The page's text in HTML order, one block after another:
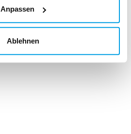
Anpassen
Ablehnen